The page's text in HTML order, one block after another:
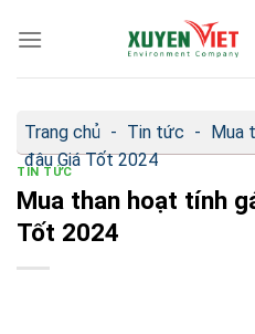
qua
Trang chủ - Tin tức - Mua
đâu Giá Tốt 2024
TIN TỨC
Mua than hoạt tính
Tốt 2024